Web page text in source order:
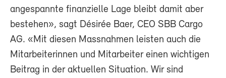
angespannte finanzielle Lage bleibt damit aber
bestehen», sagt Désirée Baer, CEO SBB Cargo
AG. «Mit diesen Massnahmen leisten auch die
Mitarbeiterinnen und Mitarbeiter einen wichtigen
Beitrag in der aktuellen Situation. Wir sind